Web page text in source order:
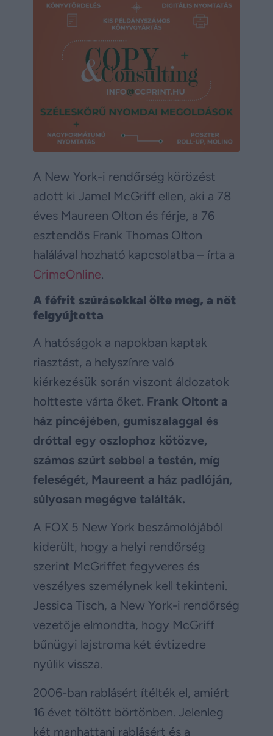
A New York-i rendőrség körözést
adott ki Jamel McGriff ellen, aki a 78
éves Maureen Olton és férje, a 76
esztendős Frank Thomas Olton
halálával hozható kapcsolatba – írta a
CrimeOnline.
A féfrit szúrásokkal ölte meg, a nőt
felgyújtotta
A hatóságok a napokban kaptak
riasztást, a helyszínre való
kiérkezésük során viszont áldozatok
holtteste várta őket. Frank Oltont a
ház pincéjében, gumiszalaggal és
dróttal egy oszlophoz kötözve,
számos szúrt sebbel a testén, míg
feleségét, Maureent a ház padlóján,
súlyosan megégve találták.
A FOX 5 New York beszámolójából
kiderült, hogy a helyi rendőrség
szerint McGriffet fegyveres és
veszélyes személynek kell tekinteni.
Jessica Tisch, a New York-i rendőrség
vezetője elmondta, hogy McGriff
bűnügyi lajstroma két évtizedre
nyúlik vissza.
2006-ban rablásért ítélték el, amiért
16 évet töltött börtönben. Jelenleg
két manhattani rablásért és a